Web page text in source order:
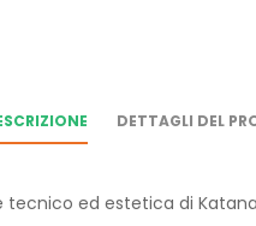
DETTAGLI DEL
tecnico ed estetica di